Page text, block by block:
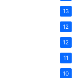
13
12
12
11
10